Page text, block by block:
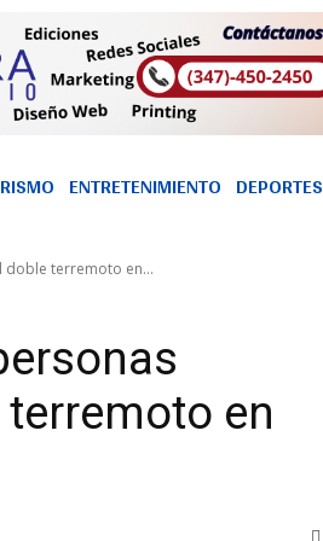
ENTRETENIMIENTO DEPORTES
doble terremoto en...
en